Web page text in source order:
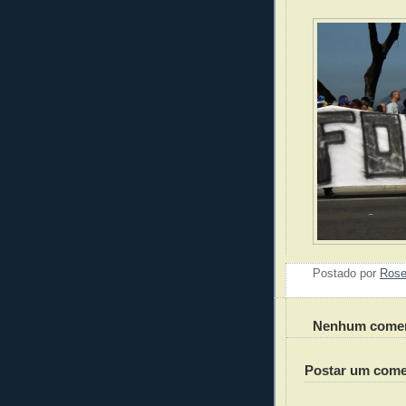
Postado por Rose
Nenhum
Postar um